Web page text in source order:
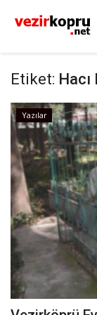
Etiket:
Yazılar